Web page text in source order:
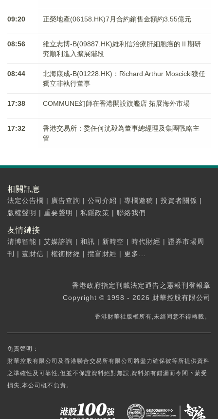
09:20 正榮地產(06158.HK)7月合約銷售金額約3.55億元
08:56
維立志博-B(09887.HK)維利信治療肝細胞癌的Ⅱ期研
究順利進入擴展階段
08:44
北海康成-B(01228.HK)：Richard Arthur Moscicki獲任
獨立非執行董事
17:38 COMMUNE幻師在香港開設旗艦店 拓展海外市場
17:32
香港交易所：委任何洸毅為董事總經理及集團戰略主
管
相關訊息
法定公告欄 | 廣告查詢 | 公司介紹 | 專欄邀稿 | 投資者關係 |
版權聲明 | 重要聲明 | 私隱政策 | 聯絡我們
友情鏈接
清博智能 | 艾媒諮詢 | 和訊 | 新時空 | 時代財經 | 證券市場周
刊
| 壹財信 | 權衡財經 | 攬富財經 | 更多...
香港政府指定刊載法定通告之憲報刊登報章
Copyright © 1998 - 2026 財華控股有限公司
香港財華社版權所有,未經同意不得轉載。
免責聲明：
財華控股有限公司及香港聯合交易所有限公司將盡力確保彼等所提供資料
之準確性及可靠性,但並不保證資料絕對無誤,資料如有錯漏而令閣下蒙受
損失,本公司概不負責。